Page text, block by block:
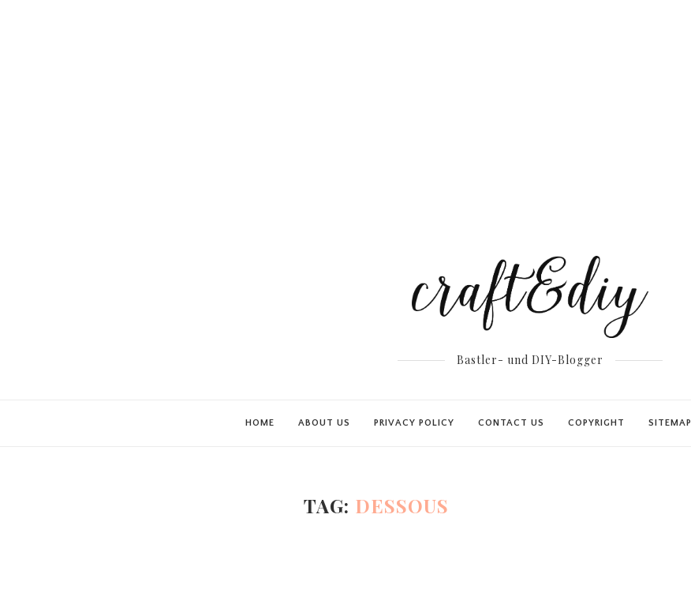
Bastler- und DIY-Blogger
HOME ABOUT US PRIVACY POLICY CONTACT US COPYRIGHT SITEMAP
TAG: DESSOUS